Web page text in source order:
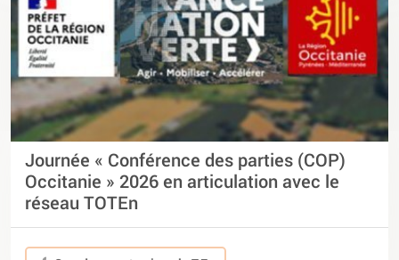
Journée « Conférence des parties (COP)
Occitanie » 2026 en articulation avec le
réseau TOTEn